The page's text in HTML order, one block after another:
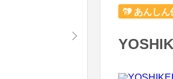
あんしん